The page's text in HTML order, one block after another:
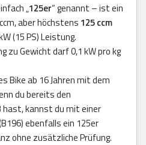
„125er“ genannt – ist ein
aber höchstens 125 ccm
(15 PS) Leistung.
zu Gewicht darf 0,1 kW pro kg
Bike ab 16 Jahren mit dem
du bereits den
hast, kannst du mit einer
ebenfalls ein 125er
ohne zusätzliche Prüfung.